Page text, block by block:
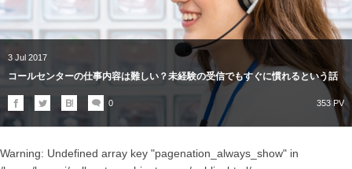
3 Jul 2017
コールセンターの仕事内容は難しい？未経験の受信でもすぐに慣れるという話
0 353 PV
Warning: Undefined array key "pagenation_always_show" in